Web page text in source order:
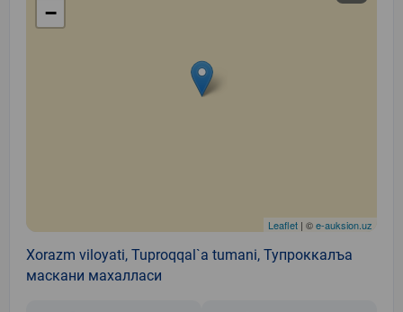
−
Leaflet | ©e-auksion.uz
Xorazm viloyati, Tuproqqal`a tumani, Тупроккалъа
маскани махалласи